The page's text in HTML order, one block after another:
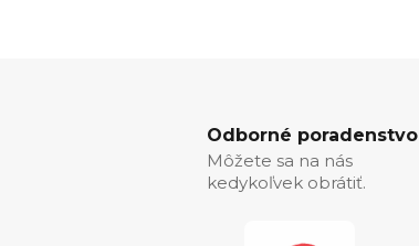
Odborné poradenstvo
Môžete sa na nás
kedykoľvek obrátiť.